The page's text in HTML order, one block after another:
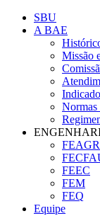
Conteúdo principal
SBU
A BAE
Missão
Normas
FEEC
FEM
FEQ
Equipe